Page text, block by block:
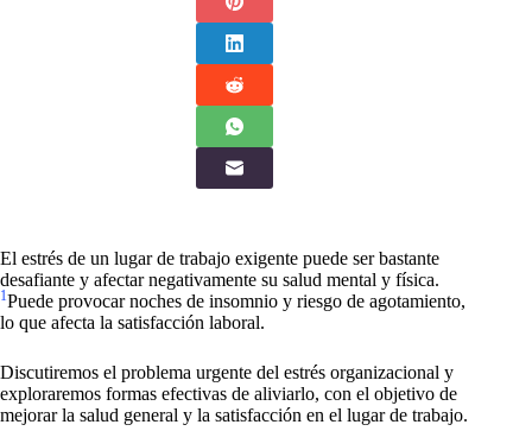
El estrés de un lugar de trabajo exigente puede ser bastante
desafiante y afectar negativamente su salud mental y física.
1Puede provocar noches de insomnio y riesgo de agotamiento,
lo que afecta la satisfacción laboral.
Discutiremos el problema urgente del estrés organizacional y
exploraremos formas efectivas de aliviarlo, con el objetivo de
mejorar la salud general y la satisfacción en el lugar de trabajo.